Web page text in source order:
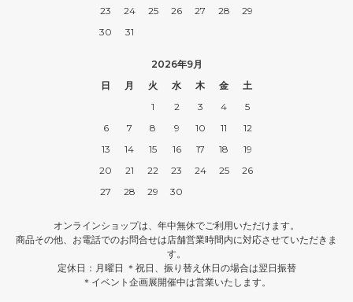
23
24 25 26 27 28
29
30
31
2026年9月
日
月 火 水 木 金
土
1
2 3 4
5
6
7 8 9 10 11
12
13
14 15 16 17 18
19
20
21 22 23 24 25
26
27
28 29 30
オンラインショップは、年中無休でご利用いただけます。
商品その他、お電話でのお問合せは店舗営業時間内に対応させていただきま
す。
定休日：月曜日 ＊祝日、振り替え休日の場合は翌日振替
＊イベント企画展開催中は営業いたします。